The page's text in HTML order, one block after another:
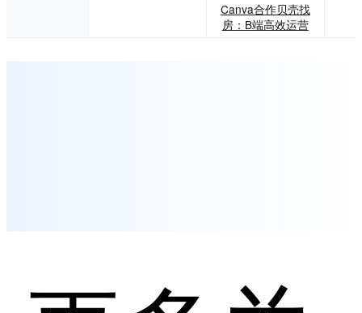
Canva合作贝壳找
房：B端高效运营